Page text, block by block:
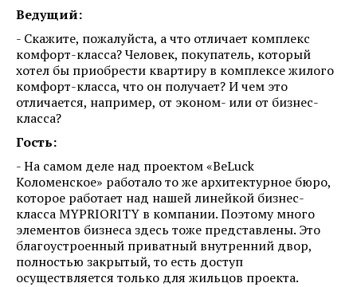
Ведущий:
- Скажите, пожалуйста, а что отличает комплекс
комфорт-класса? Человек, покупатель, который
хотел бы приобрести квартиру в комплексе жилого
комфорт-класса, что он получает? И чем это
отличается, например, от эконом- или от бизнес-
класса?
Гость:
- На самом деле над проектом «BeLuck
Коломенское» работало то же архитектурное бюро,
которое работает над нашей линейкой бизнес-
класса MYPRIORITY в компании. Поэтому много
элементов бизнеса здесь тоже представлены. Это
благоустроенный приватный внутренний двор,
полностью закрытый, то есть доступ
осуществляется только для жильцов проекта.